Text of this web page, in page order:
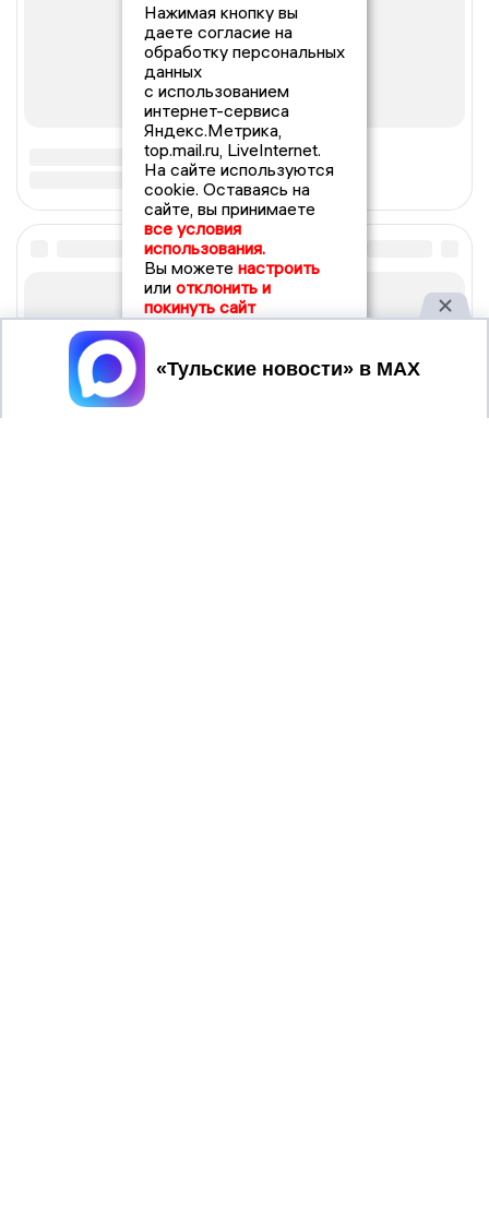
Нажимая кнопку вы
даете согласие на
обработку персональных
данных
с использованием
интернет-сервиса
Яндекс.Метрика,
top.mail.ru, LiveInternet.
На сайте используются
cookie. Оставаясь на
сайте, вы принимаете
все условия
использования.
Вы можете настроить
или отклонить и
покинуть сайт
Принять